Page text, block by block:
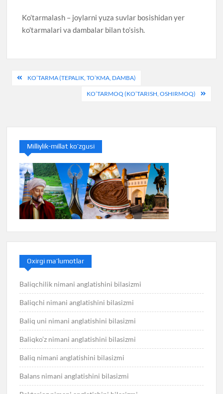
Ko’tarmalash – joylarni yuza suvlar bosishidan yer
ko’tarmalari va dambalar bilan to’sish.
PostKO’TARMA (TEPALIK, TO’KMA, DAMBA)
KO’TARMOQ (KO’TARISH, OSHIRMOQ)
Milliylik-millat ko’zgusi
Oxirgi ma’lumotlar
Baliqchilik nimani anglatishini bilasizmi
Baliqchi nimani anglatishini bilasizmi
Baliq uni nimani anglatishini bilasizmi
Baliqko’z nimani anglatishini bilasizmi
Baliq nimani anglatishini bilasizmi
Balans nimani anglatishini bilasizmi